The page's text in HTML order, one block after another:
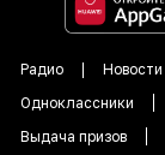
Радио Новости
Одноклассники
Выдача призов